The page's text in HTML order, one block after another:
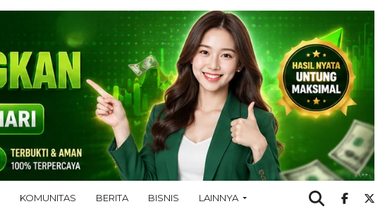
KOMUNITAS BERITA BISNIS LAINNYA